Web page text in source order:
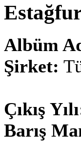
Albüm
Şirket:
Çıkış
Barış